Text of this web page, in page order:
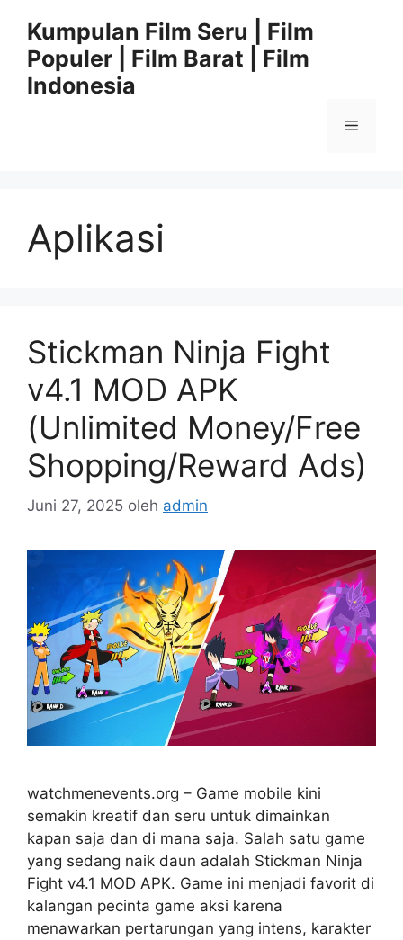
Kumpulan Film Seru | Film
Populer | Film Barat | Film
Indonesia
Menu
Aplikasi
Stickman Ninja Fight
v4.1 MOD APK
(Unlimited Money/Free
Shopping/Reward Ads)
Juni 27, 2025 oleh admin
watchmenevents.org – Game mobile kini
semakin kreatif dan seru untuk dimainkan
kapan saja dan di mana saja. Salah satu game
yang sedang naik daun adalah Stickman Ninja
Fight v4.1 MOD APK. Game ini menjadi favorit di
kalangan pecinta game aksi karena
menawarkan pertarungan yang intens, karakter